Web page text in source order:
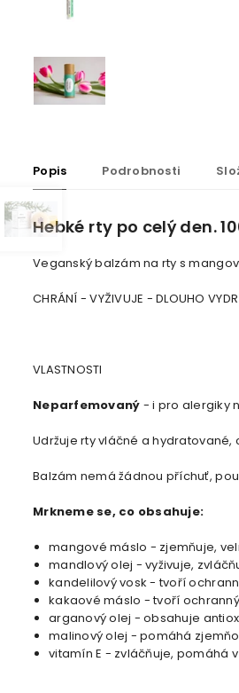
Popis Podrobnosti
Hebké rty po celý den.
Veganský balzám na rty s
CHRÁNÍ - VYŽIVUJE - DLOUHO
VLASTNOSTI
Neparfemovaný - i pro alergiky
Udržuje rty vláčné a
Balzám nemá žádnou příchuť,
Mrkneme se, co obsahuje:
mangové máslo - zjemňuje,
mandlový olej - vyživuje,
kandelilový vosk - tvoří
kakaové máslo -tvoří
arganový olej - obsahuje
malinový olej - pomáhá
vitamín E - zvláčňuje, pomáhá